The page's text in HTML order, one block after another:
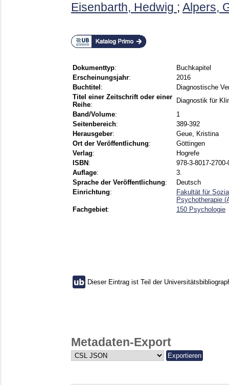
Eisenbarth, Hedwig ; Alpers,
Dokumenttyp:
Buchkapitel
Erscheinungsjahr:
2016
Buchtitel :
Diagnostische
Titel einer Zeitschrift oder einer
Reihe:
Diagnostik für
Band/Volume:
1
Seitenbereich:
389-392
Herausgeber:
Geue, Kristina
Ort der Veröffentlichung:
Göttingen
Verlag:
Hogrefe
ISBN :
978-3-8017-
Auflage:
3.
Sprache der Veröffentlichung:
Deutsch
Einrichtung:
Fakultät für
Psychotherapie
Fachgebiet: 150 Psychologie
Dieser Eintrag ist Teil der
Metadaten-Export